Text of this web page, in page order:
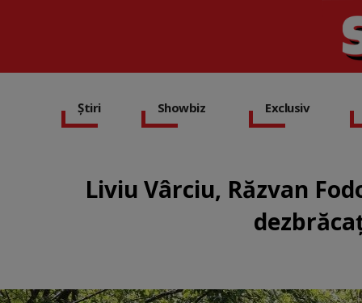
Știri Showbiz Exclusiv
Liviu Vârciu, Răzvan